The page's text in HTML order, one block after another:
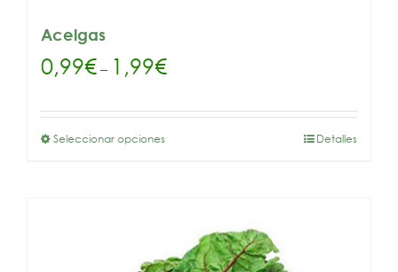
Acelgas
0,99€– 1,99€
Seleccionar opciones Detalles